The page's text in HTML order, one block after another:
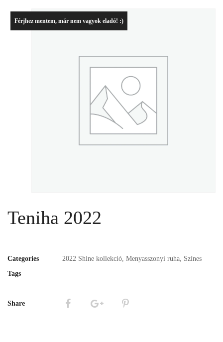
Férjhez mentem, már nem vagyok eladó! :)
Teniha 2022
Categories 2022 Shine kollekció, Menyasszonyi ruha, Színes
Tags
Share